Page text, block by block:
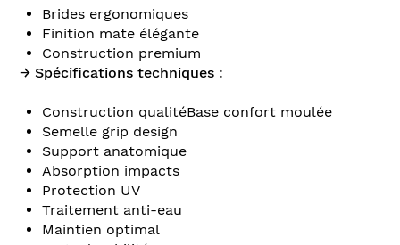
Brides ergonomiques
Finition mate élégante
Construction premium
→ Spécifications techniques :
Construction qualitéBase confort moulée
Semelle grip design
Support anatomique
Absorption impacts
Protection UV
Traitement anti-eau
Maintien optimal